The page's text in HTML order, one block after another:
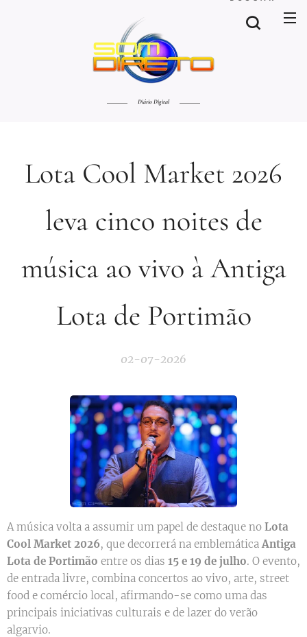
Diário Digital
Lota Cool Market 2026
leva cinco noites de
música ao vivo à Antiga
Lota de Portimão
02-07-2026
A música volta a assumir um papel de destaque no Lota
Cool Market 2026, que decorrerá na emblemática Antiga
Lota de Portimão entre os dias 15 e 19 de julho. O evento,
de entrada livre, combina concertos ao vivo, arte, street
food e comércio local, afirmando-se como uma das
principais iniciativas culturais e de lazer do verão
algarvio.